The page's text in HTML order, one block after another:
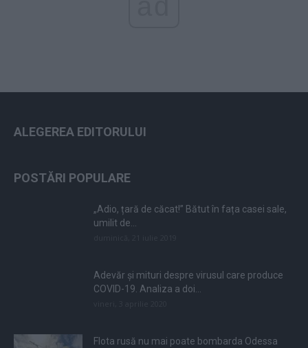
ALEGEREA EDITORULUI
POSTĂRI POPULARE
„Adio, țară de căcat!” Bătut în fața casei sale,
umilit de...
Adevăr și mituri despre virusul care produce
COVID-19. Analiza a doi...
Flota rusă nu mai poate bombarda Odessa